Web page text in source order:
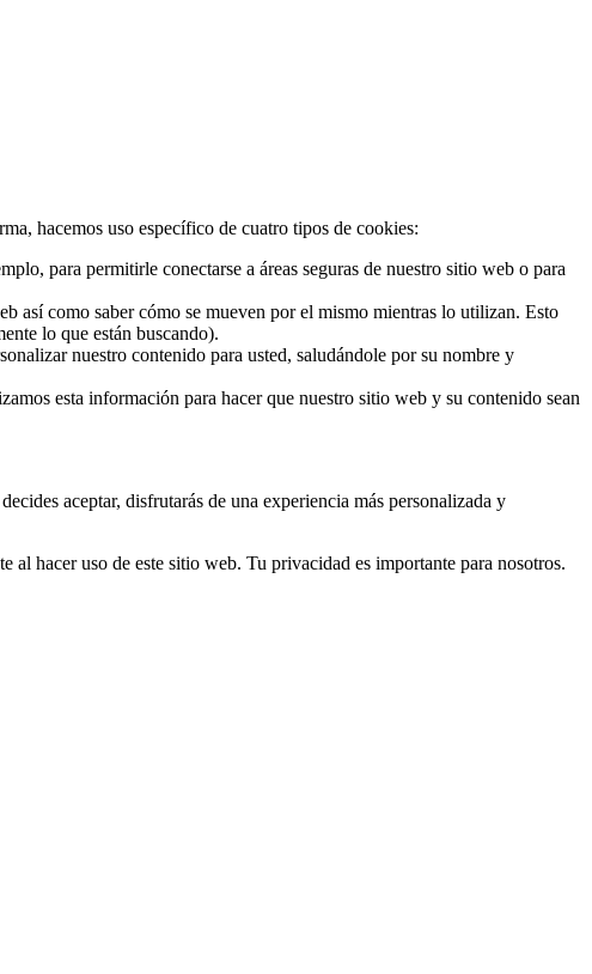
hacemos uso específico de cuatro tipos de cookies:
para permitirle conectarse a áreas seguras de nuestro sitio web o para
así como saber cómo se mueven por el mismo mientras lo utilizan. Esto
lo que están buscando).
nuestro contenido para usted, saludándole por su nombre y
esta información para hacer que nuestro sitio web y su contenido sean
aceptar, disfrutarás de una experiencia más personalizada y
hacer uso de este sitio web. Tu privacidad es importante para nosotros.